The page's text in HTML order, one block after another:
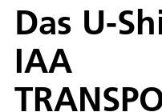
Das U-
IAA